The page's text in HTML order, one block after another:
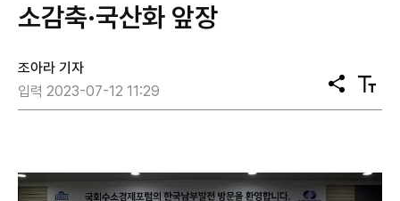
소감축·국산화 앞장
조아라 기자
입력 2023-07-12 11:29
공
유
텍
스